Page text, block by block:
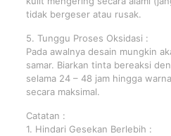
tidak bergeser atau rusak.
5. Tunggu Proses Oksidasi :
Pada awalnya desain mungkin
samar. Biarkan tinta bereaksi
selama 24 – 48 jam hingga
secara maksimal.
Catatan :
1. Hindari Gesekan Berlebih :